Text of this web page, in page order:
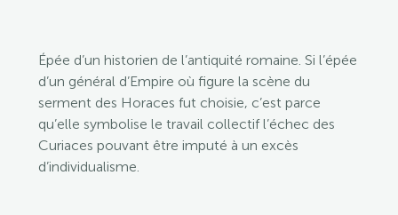
Épée d’un historien de l’antiquité romaine. Si l’épée
d’un général d’Empire où figure la scène du
serment des Horaces fut choisie, c’est parce
qu’elle symbolise le travail collectif l’échec des
Curiaces pouvant être imputé à un excès
d’individualisme.